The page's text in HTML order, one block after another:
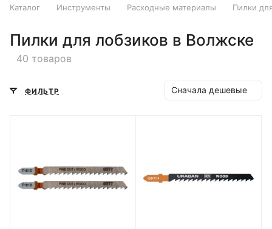
Каталог Инструменты Расходные материалы Пилки
Пилки для лобзиков в Волжске
40 товаров
ФИЛЬТР Сначала дешевые